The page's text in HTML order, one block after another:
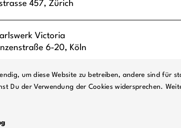
457, Zürich
Victoria
6-20, Köln
um diese Website zu betreiben, andere sind für
Du der Verwendung der Cookies widersprechen.